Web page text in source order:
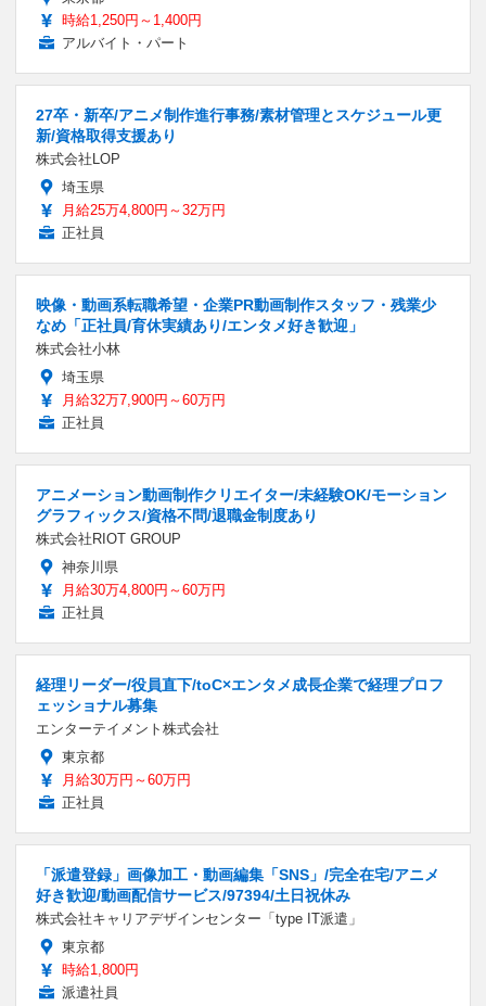
時給1,250円～1,400円
アルバイト・パート
27卒・新卒/アニメ制作進行事務/素材管理とスケジュール更
新/資格取得支援あり
株式会社LOP
埼玉県
月給25万4,800円～32万円
正社員
映像・動画系転職希望・企業PR動画制作スタッフ・残業少
なめ「正社員/育休実績あり/エンタメ好き歓迎」
株式会社小林
埼玉県
月給32万7,900円～60万円
正社員
アニメーション動画制作クリエイター/未経験OK/モーション
グラフィックス/資格不問/退職金制度あり
株式会社RIOT GROUP
神奈川県
月給30万4,800円～60万円
正社員
経理リーダー/役員直下/toC×エンタメ成長企業で経理プロフ
ェッショナル募集
エンターテイメント株式会社
東京都
月給30万円～60万円
正社員
「派遣登録」画像加工・動画編集「SNS」/完全在宅/アニメ
好き歓迎/動画配信サービス/97394/土日祝休み
株式会社キャリアデザインセンター「type IT派遣」
東京都
時給1,800円
派遣社員